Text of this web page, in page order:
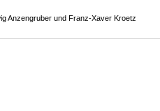
Anzengruber und Franz-Xaver Kroetz